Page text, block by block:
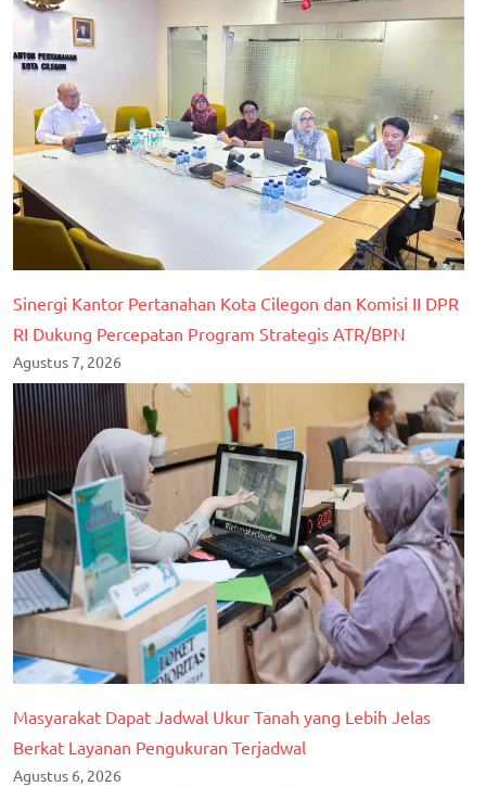
Sinergi Kantor Pertanahan Kota Cilegon dan Komisi II DPR
RI Dukung Percepatan Program Strategis ATR/BPN
Agustus 7, 2026
Masyarakat Dapat Jadwal Ukur Tanah yang Lebih Jelas
Berkat Layanan Pengukuran Terjadwal
Agustus 6, 2026